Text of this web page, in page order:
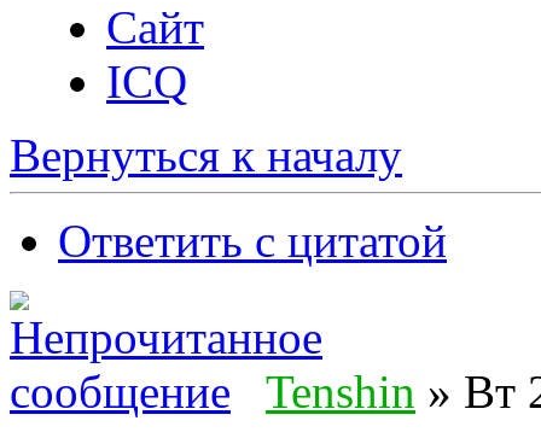
Сайт
ICQ
Вернуться к началу
Ответить с цитатой
Tenshin » Вт